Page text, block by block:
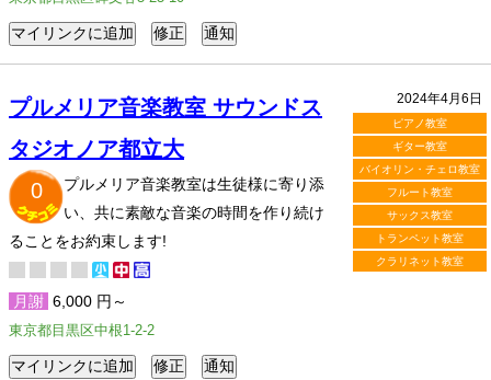
2024年4月6日
ピアノ教室
ギター教室
バイオリン・チェロ教室
フルート教室
サックス教室
トランペット教室
クラリネット教室
プルメリア音楽教室 サウンドス
タジオノア都立大
0
プルメリア音楽教室は生徒様に寄り添
い、共に素敵な音楽の時間を作り続け
ることをお約束します!
月謝 6,000 円～
東京都目黒区中根1-2-2